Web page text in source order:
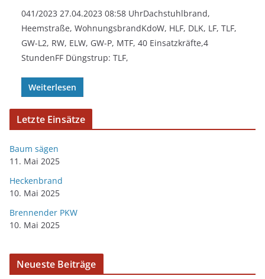
041/2023 27.04.2023 08:58 UhrDachstuhlbrand,
Heemstraße, WohnungsbrandKdoW, HLF, DLK, LF, TLF,
GW-L2, RW, ELW, GW-P, MTF, 40 Einsatzkräfte,4
StundenFF Düngstrup: TLF,
Weiterlesen
Letzte Einsätze
Baum sägen
11. Mai 2025
Heckenbrand
10. Mai 2025
Brennender PKW
10. Mai 2025
Neueste Beiträge